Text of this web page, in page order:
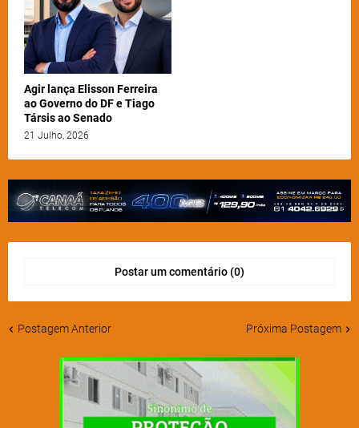
Agir lança Elisson Ferreira
ao Governo do DF e Tiago
Társis ao Senado
21 Julho, 2026
Postar um comentário (0)
Postagem Anterior Próxima Postagem